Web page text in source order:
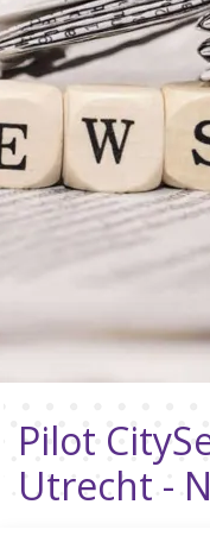
Pilot
Utrecht -